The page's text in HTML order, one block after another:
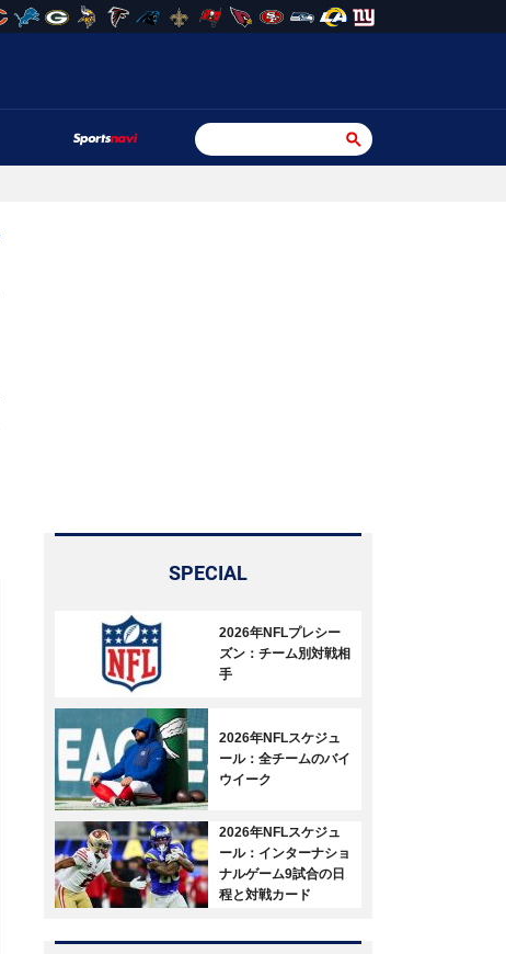
SPECIAL
2026年NFLプレシー
ズン：チーム別対戦相
手
2026年NFLスケジュ
ール：全チームのバイ
ウイーク
2026年NFLスケジュ
ール：インターナショ
ナルゲーム9試合の日
程と対戦カード